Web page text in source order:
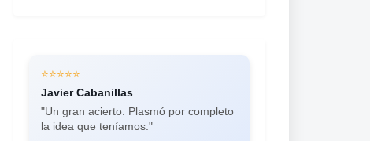
⭐⭐⭐⭐⭐
Javier Cabanillas
"Un gran acierto. Plasmó por completo
la idea que teníamos."
⭐⭐⭐⭐⭐
Laura Guilló
"Impresionantes retratos a carboncillo.
Ya he encargado más de seis en un